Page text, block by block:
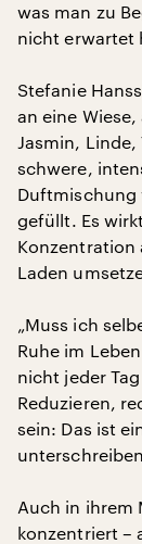
was man zu
nicht erwartet
Stefanie
an eine
Jasmin,
schwere,
Duftmischung
gefüllt. Es
Konzentration
Laden
„Muss ich
Ruhe im
nicht jeder
Reduzieren,
sein: Das ist
Auch in ihrem
konzentriert –